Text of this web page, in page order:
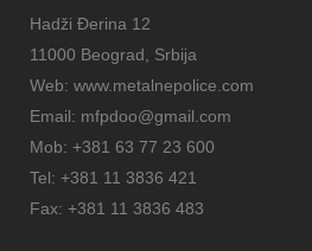
Hadži Đerina 12
11000 Beograd, Srbija
Web: www.metalnepolice.com
Email: mfpdoo@gmail.com
Mob: +381 63 77 23 600
Tel: +381 11 3836 421
Fax: +381 11 3836 483